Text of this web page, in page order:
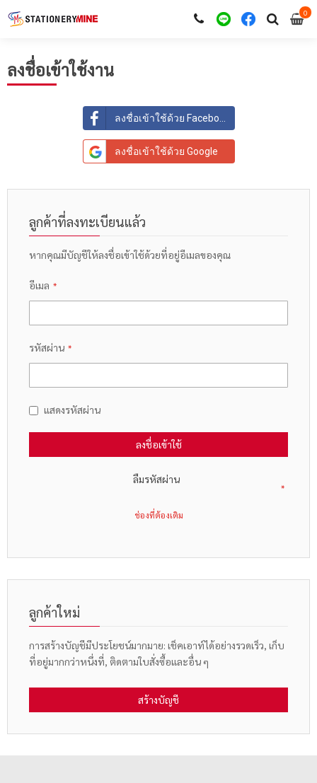
00
ลงชื่อเข้าใช้งาน
ลงชื่อเข้าใช้ด้วย Facebook
ลงชื่อเข้าใช้ด้วย Google
ลูกค้าที่ลงทะเบียนแล้ว
หากคุณมีบัญชีให้ลงชื่อเข้าใช้ด้วยที่อยู่อีเมลของคุณ
อีเมล
รหัสผ่าน
แสดงรหัสผ่าน
ลงชื่อเข้าใช้
ลืมรหัสผ่าน
ลูกค้าใหม่
การสร้างบัญชีมีประโยชน์มากมาย: เช็คเอาท์ได้อย่างรวดเร็ว, เก็บ
ที่อยู่มากกว่าหนึ่งที่, ติดตามใบสั่งซื้อและอื่น ๆ
สร้างบัญชี